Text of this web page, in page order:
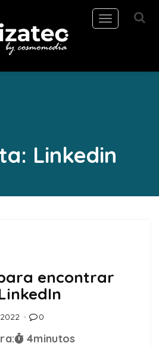
Toggle
navigation
Linkedin
encontrar
0
4minutos